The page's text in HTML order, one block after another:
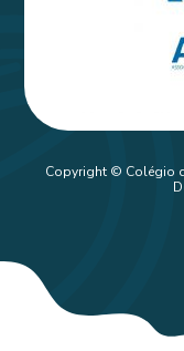
Copyright © Colégio